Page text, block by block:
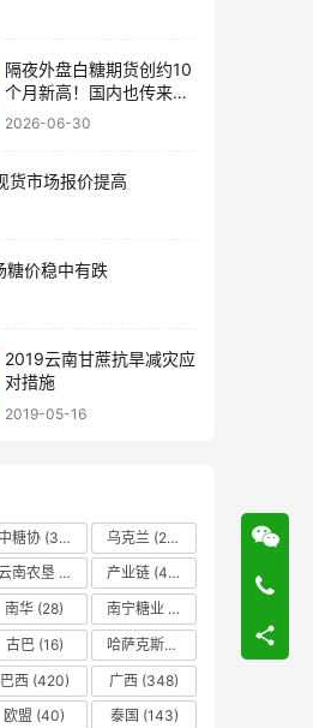
隔夜外盘白糖期货创约10
个月新高！国内也传来利
好……
2026-06-30
货市场报价提高
糖价稳中有跌
2019云南甘蔗抗旱减灾应
对措施
2019-05-16
中糖协 (37) 乌克兰 (20)
南农垦 产业链 (42)
南华 (28) 南宁糖业
古巴(16) 哈萨克斯坦
巴西(420) 广西 (348)
欧盟 (40) 泰国 (143)